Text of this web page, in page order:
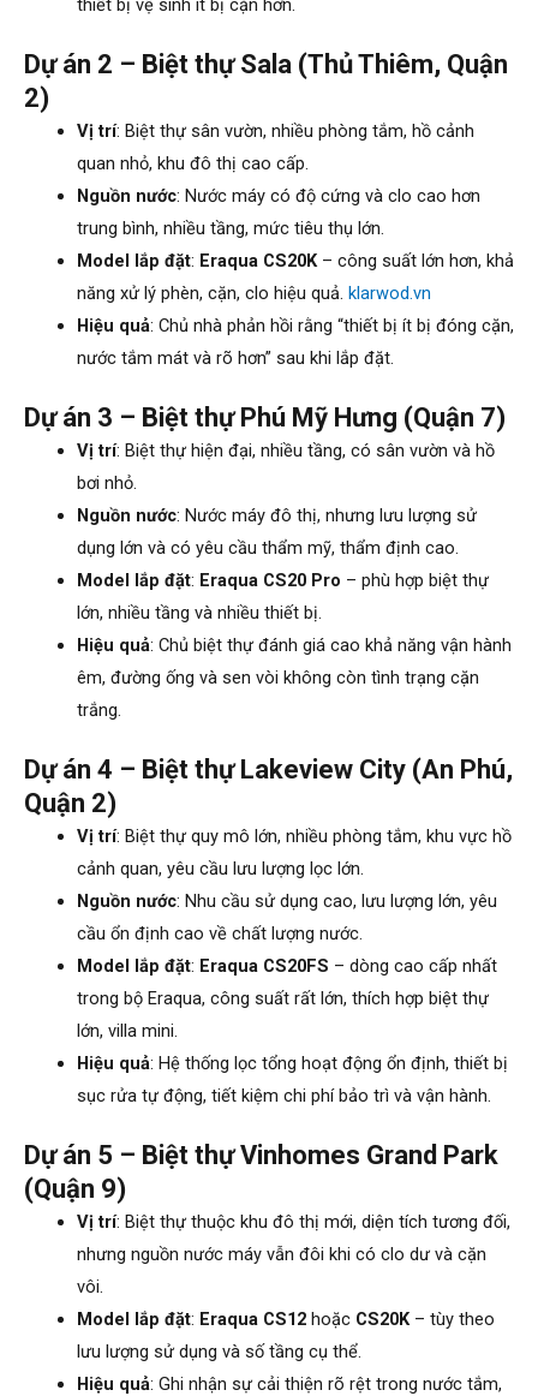
thiết bị vệ sinh ít bị cặn hơn.
Dự án 2 – Biệt thự Sala (Thủ Thiêm, Quận
2)
Vị trí: Biệt thự sân vườn, nhiều phòng tắm, hồ cảnh
quan nhỏ, khu đô thị cao cấp.
Nguồn nước: Nước máy có độ cứng và clo cao hơn
trung bình, nhiều tầng, mức tiêu thụ lớn.
Model lắp đặt: Eraqua CS20K– công suất lớn hơn, khả
năng xử lý phèn, cặn, clo hiệu quả. klarwod.vn
Hiệu quả: Chủ nhà phản hồi rằng “thiết bị ít bị đóng cặn,
nước tắm mát và rõ hơn” sau khi lắp đặt.
Dự án 3 – Biệt thự Phú Mỹ Hưng (Quận 7)
Vị trí: Biệt thự hiện đại, nhiều tầng, có sân vườn và hồ
bơi nhỏ.
Nguồn nước: Nước máy đô thị, nhưng lưu lượng sử
dụng lớn và có yêu cầu thẩm mỹ, thẩm định cao.
Model lắp đặt: Eraqua CS20 Pro – phù hợp biệt thự
lớn, nhiều tầng và nhiều thiết bị.
Hiệu quả: Chủ biệt thự đánh giá cao khả năng vận hành
êm, đường ống và sen vòi không còn tình trạng cặn
trắng.
Dự án 4 – Biệt thự Lakeview City (An Phú,
Quận 2)
Vị trí: Biệt thự quy mô lớn, nhiều phòng tắm, khu vực hồ
cảnh quan, yêu cầu lưu lượng lọc lớn.
Nguồn nước: Nhu cầu sử dụng cao, lưu lượng lớn, yêu
cầu ổn định cao về chất lượng nước.
Model lắp đặt: Eraqua CS20FS – dòng cao cấp nhất
trong bộ Eraqua, công suất rất lớn, thích hợp biệt thự
lớn, villa mini.
Hiệu quả: Hệ thống lọc tổng hoạt động ổn định, thiết bị
sục rửa tự động, tiết kiệm chi phí bảo trì và vận hành.
Dự án 5 – Biệt thự Vinhomes Grand Park
(Quận 9)
Vị trí: Biệt thự thuộc khu đô thị mới, diện tích tương đối,
nhưng nguồn nước máy vẫn đôi khi có clo dư và cặn
vôi.
Model lắp đặt: Eraqua CS12hoặc CS20K– tùy theo
lưu lượng sử dụng và số tầng cụ thể.
Hiệu quả: Ghi nhận sự cải thiện rõ rệt trong nước tắm,